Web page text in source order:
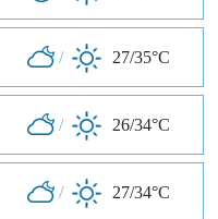
/ 27/35°C
/ 26/34°C
/ 27/34°C